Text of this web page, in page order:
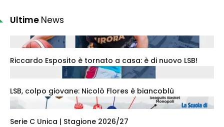
Ultime News
Riccardo Esposito è tornato a casa: è di nuovo LSB!
LSB, colpo giovane: Nicolò Flores è biancoblù
Serie C Unica | Stagione 2026/27